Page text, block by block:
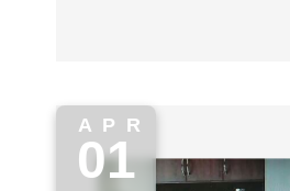
APR
01
" alt="">